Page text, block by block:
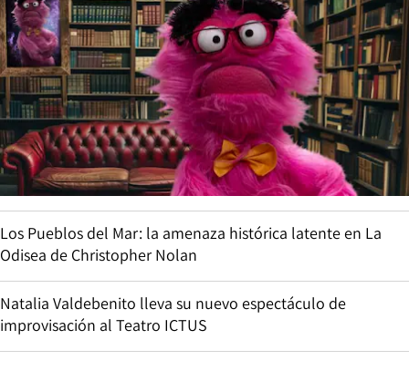
Los Pueblos del Mar: la amenaza histórica latente en La
Odisea de Christopher Nolan
Natalia Valdebenito lleva su nuevo espectáculo de
improvisación al Teatro ICTUS